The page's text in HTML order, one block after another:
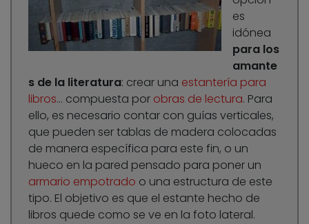
es
idónea
para los
amante
s de la literatura: crear una estantería para
libros… compuesta por obras de lectura. Para
ello, es necesario contar con guías verticales,
que pueden ser tablas de madera colocadas
de manera específica para este fin, o un
hueco en la pared pensado para poner un
armario empotrado o una estructura de este
tipo. El objetivo es que el estante hecho de
libros quede como se ve en la foto lateral.